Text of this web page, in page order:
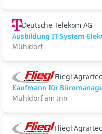
Deutsche Telekom AG
Ausbildung IT-System-
Mühldorf
Fliegl
Kaufmann für
Mühldorf am Inn
Fliegl